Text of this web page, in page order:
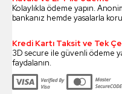
Kolaylıkla ödeme yapın.
bankanız hemde yasalarla
Kredi Kartı Taksit ve Tek
3D secure ile güvenli ödeme
faydalanın.